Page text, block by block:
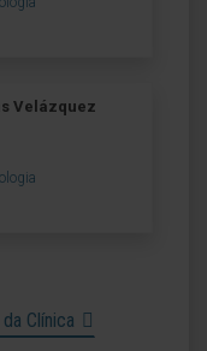
Velázquez
Clínica